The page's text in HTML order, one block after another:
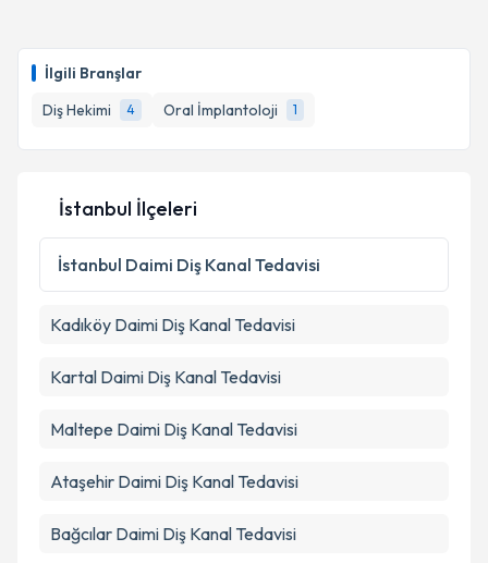
İlgili Branşlar
Diş Hekimi
4 Oral İmplantoloji 1
E-posta Adresiniz
Kişisel verilerimin işlenmesine ilişkin
Metni'ni okudum ve kişisel verilerimin belirtilen
kapsamda işlenmesini kabul ediyorum.
İstanbul İlçeleri
İstanbul Daimi Diş Kanal Tedavisi
Kadıköy Daimi Diş Kanal Tedavisi
Kartal Daimi Diş Kanal Tedavisi
Maltepe Daimi Diş Kanal Tedavisi
Ataşehir Daimi Diş Kanal Tedavisi
Bağcılar Daimi Diş Kanal Tedavisi